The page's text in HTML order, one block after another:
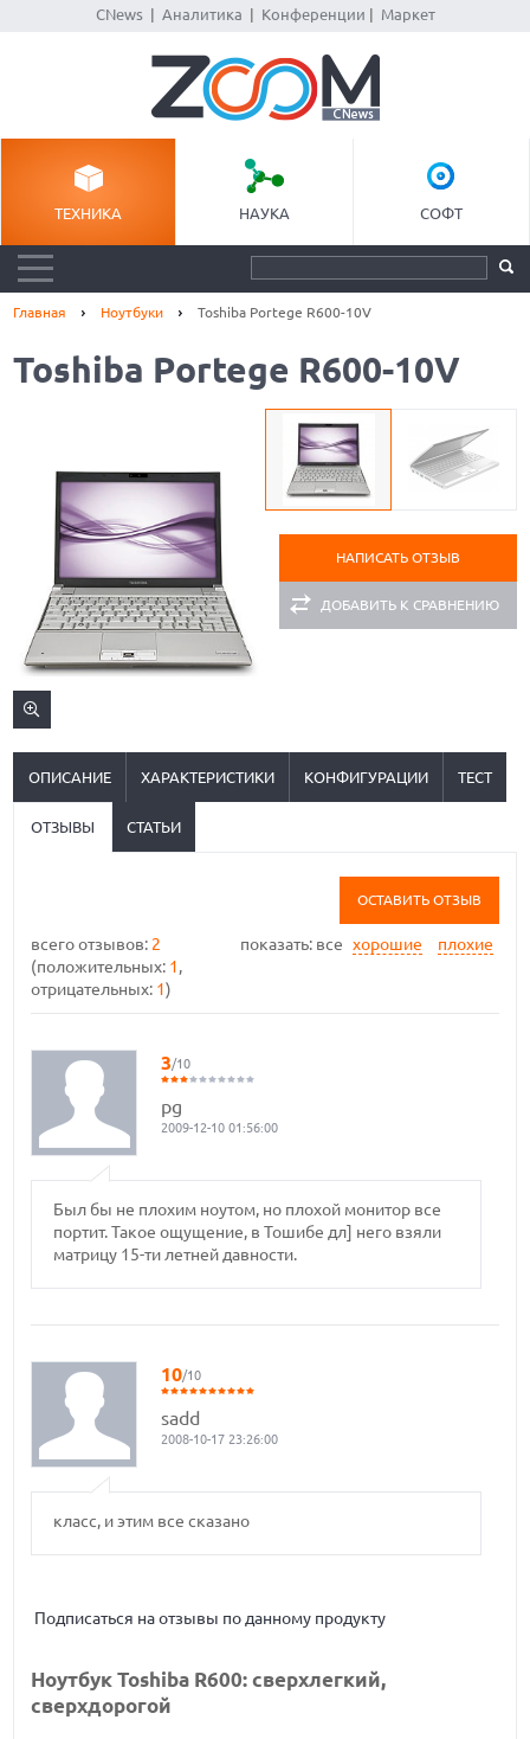
CNews| Аналитика Конференции Маркет
ТЕХНИКА НАУКА СОФТ
Главная Ноутбуки Toshiba Portege R600-10V
Toshiba Portege R600-10V
НАПИСАТЬ ОТЗЫВ
ДОБАВИТЬ К СРАВНЕНИЮ
ОПИСАНИЕ ХАРАКТЕРИСТИКИ КОНФИГУРАЦИИ ТЕСТ
ОТЗЫВЫ СТАТЬИ
ОСТАВИТЬ ОТЗЫВ
показать: все хорошие плохие
всего отзывов: 2
(положительных: 1,
отрицательных: 1)
3/10
pg
2009-12-10 01:56:00
Был бы не плохим ноутом, но плохой монитор все
портит. Такое ощущение, в Тошибе дл] него взяли
матрицу 15-ти летней давности.
10/10
sadd
2008-10-17 23:26:00
класс, и этим все сказано
Подписаться на отзывы по данному продукту
Ноутбук Toshiba R600: сверхлегкий,
сверхдорогой